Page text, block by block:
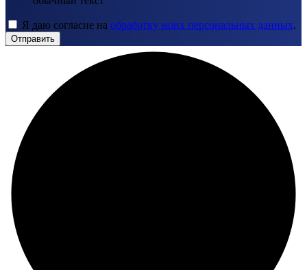
Я даю согласие на обработку моих персональных данных.
Отправить